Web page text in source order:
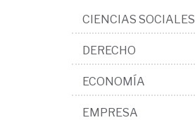
CIENCIAS SOCIALES
DERECHO
ECONOMÍA
EMPRESA